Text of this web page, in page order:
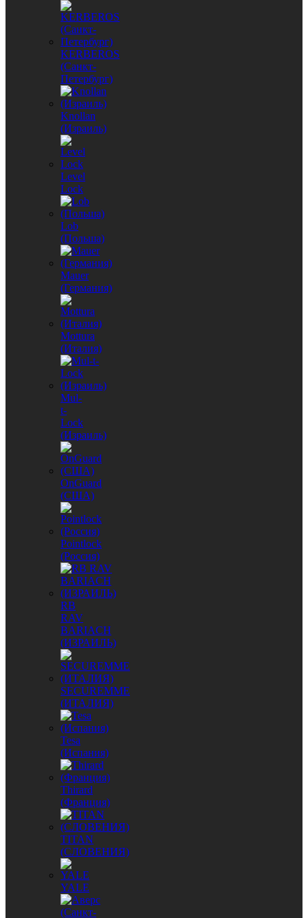
KERBEROS
(Санкт-
Петербург)
Knollan
(Израиль)
Level
Lock
Lob
(Польша)
Mauer
(Германия)
Mottura
(Италия)
Mul-
t-
Lock
(Израиль)
OnGuard
(США)
Pointlock
(Россия)
RB
RAV
BARIACH
(ИЗРАИЛЬ)
SECUREMME
(ИТАЛИЯ)
Tesa
(Испания)
Thirard
(Франция)
TITAN
(СЛОВЕНИЯ)
YALE